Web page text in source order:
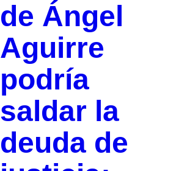
de Ángel
Aguirre
podría
saldar la
deuda de